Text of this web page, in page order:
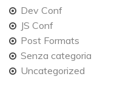
Dev Conf
JS Conf
Post Formats
Senza categoria
Uncategorized